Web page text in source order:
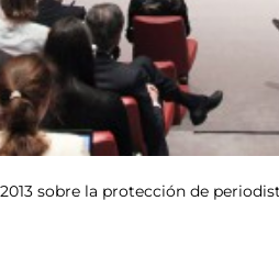
sobre la protección de